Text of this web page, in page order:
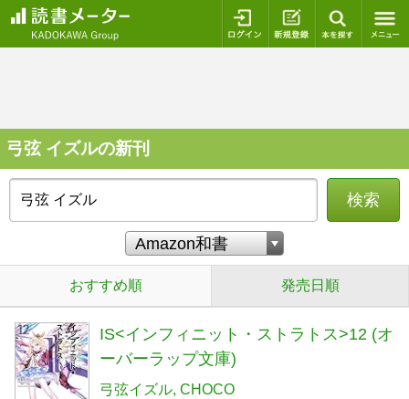
ログイン 新規登録
弓弦 イズルの新刊
検索
おすすめ順 発売日順
IS<インフィニット・ストラトス>12 (オ
ーバーラップ文庫)
弓弦イズル CHOCO